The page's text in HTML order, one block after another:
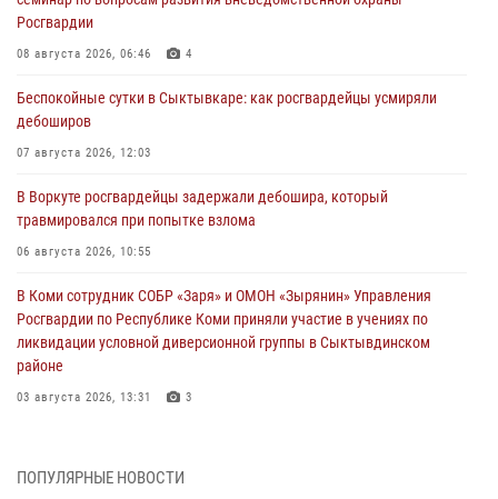
Росгвардии
08 августа 2026, 06:46 4
Беспокойные сутки в Сыктывкаре: как росгвардейцы усмиряли
дебоширов
07 августа 2026, 12:03
В Воркуте росгвардейцы задержали дебошира, который
травмировался при попытке взлома
06 августа 2026, 10:55
В Коми сотрудник СОБР «Заря» и ОМОН «Зырянин» Управления
Росгвардии по Республике Коми приняли участие в учениях по
ликвидации условной диверсионной группы в Сыктывдинском
районе
03 августа 2026, 13:31 3
по спортивному самбо
ПОПУЛЯРНЫЕ НОВОСТИ